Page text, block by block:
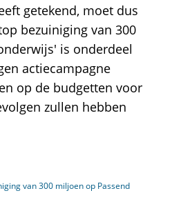
getekend, moet dus
bezuiniging van 300
is onderdeel
actiecampagne
op de budgetten voor
zullen hebben
van 300 miljoen op Passend